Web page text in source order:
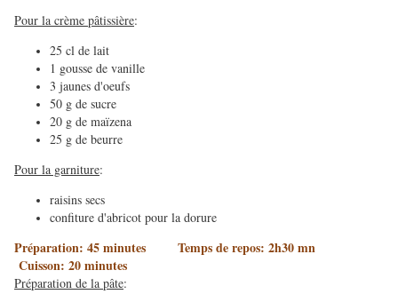
Pour la crème pâtissière:
25 cl de lait
1 gousse de vanille
3 jaunes d'oeufs
50 g de sucre
20 g de maïzena
25 g de beurre
Pour la garniture:
raisins secs
confiture d'abricot pour la dorure
Préparation: 45 minutes Temps de repos: 2h30 mn
Cuisson: 20 minutes
Préparation de la pâte: